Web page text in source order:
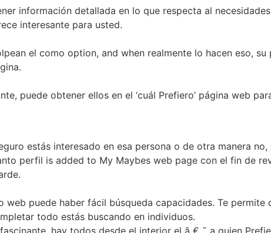
información detallada en lo que respecta al
interesante para usted.
el como option, and when realmente lo hacen eso,
puede obtener ellos en el ‘cuál Prefiero’ página web
estás interesado en esa persona o de otra manera
perfil is added to My Maybes web page con el fin de
puede haber fácil búsqueda capacidades. Te permite
todo estás buscando en individuos.
hay todos desde el interior el â € ˜ a quien